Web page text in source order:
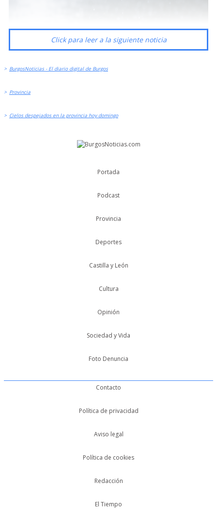
Click para leer a la siguiente noticia
> BurgosNoticias - El diario digital de Burgos
> Provincia
> Cielos despejados en la provincia hoy domingo
Portada
Podcast
Provincia
Deportes
Castilla y León
Cultura
Opinión
Sociedad y Vida
Foto Denuncia
Contacto
Política de privacidad
Aviso legal
Política de cookies
Redacción
El Tiempo